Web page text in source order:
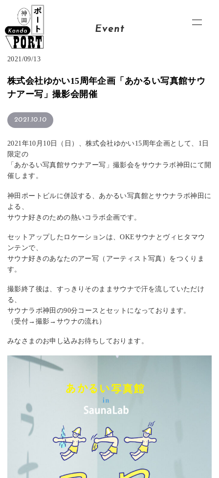
Event
2021/09/13
株式会社ゆかい15周年企画「あかるい写真館サウ
ナアー写」撮影会開催
2021.10.10
2021年10月10日（日）、株式会社ゆかい15周年企画として、1日
限定の
「あかるい写真館サウナアー写」撮影会をサウナラボ神田にて開
催します。
神田ポートビルに併設する、あかるい写真館とサウナラボ神田に
よる、
サウナ好きのための熱いコラボ企画です。
セットアップしたロケーションは、OKEサウナとヴィヒタマウ
ンテンで、
サウナ好きのあなたのアー写（アーティスト写真）をつくりま
す。
撮影終了後は、すっきりそのままサウナで汗を流していただけ
る、
サウナラボ神田の90分コースとセットになっております。
（受付→撮影→サウナの流れ）
みなさまのお申し込みお待ちしております。